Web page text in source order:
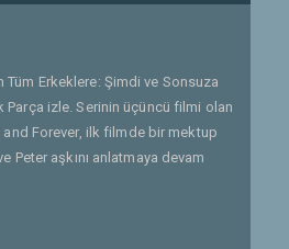
Tüm Erkeklere: Şimdi ve Sonsuza
Parça izle. Serinin üçüncü filmi olan
Forever, ilk filmde bir mektup
Peter aşkını anlatmaya devam